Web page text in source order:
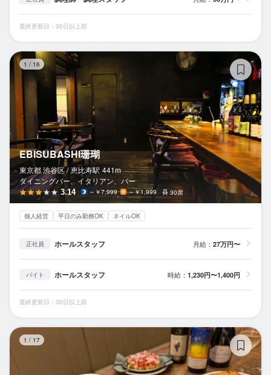
最終更新日：30日以上前
1 / 16
EBISUBASHI珊瑚
東京都 渋谷区 / 恵比寿駅 441m
ダイニングバー、イタリアン、バー
3.14 ～￥7,999 ～￥1,999 30席
個人経営 平日のみ勤務OK ネイルOK
正社員 ホールスタッフ 月給： 27万円〜
バイト ホールスタッフ 時給： 1,230円〜1,400円
最終更新日：30日以上前
1 / 17